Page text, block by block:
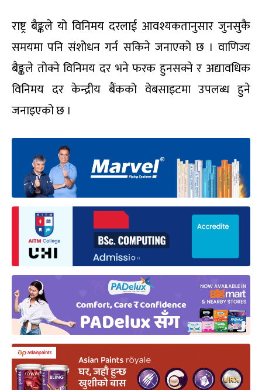
राष्ट्र बैङ्कले यो विनिमय दरलाई आवश्यकतानुसार जुनसुकै
समयमा पनि संशोधन गर्न सकिने जनाएको छ । वाणिज्य
बैङ्कले तोक्ने विनिमय दर भने फरक हुनसक्ने र अद्यावधिक
विनिमय दर केन्द्रीय बैंकको वेबसाइटमा उपलब्ध हुने
जनाइएको छ ।